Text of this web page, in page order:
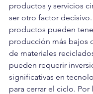
productos y servicios
ser otro factor
productos pueden
producción más bajos
de materiales
pueden requerir
significativas en
para cerrar el ciclo. Por